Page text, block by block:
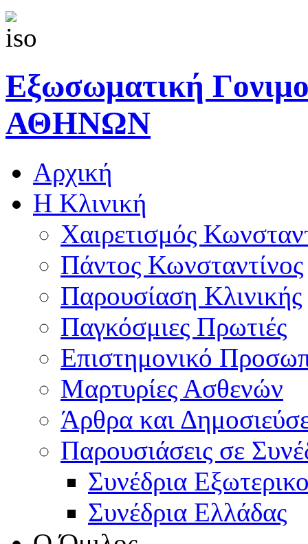
Εξωσωματική
ΑΘΗΝΩΝ
Αρχική
Η Κλινική
Χαιρετισμός
Πάντος Κωνσταντίνος
Παρουσίαση Κλινικής
Παγκόσμιες Πρωτιές
Επιστημονικό
Μαρτυρίες Ασθενών
Άρθρα και
Παρουσιάσεις σε
Συνέδρια
Συνέδρια Ελλάδας